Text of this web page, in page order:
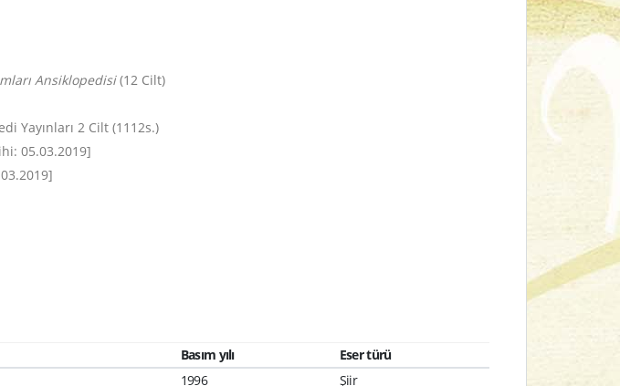
Ansiklopedisi(12 Cilt)
Yayınları 2 Cilt (1112s.)
05.03.2019]
Basım yılı
Eser türü
1996 Şiir